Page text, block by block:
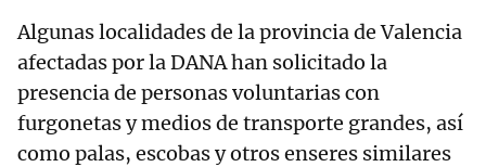
Algunas localidades de la provincia de Valencia
afectadas por la DANA han solicitado la
presencia de personas voluntarias con
furgonetas y medios de transporte grandes, así
como palas, escobas y otros enseres similares